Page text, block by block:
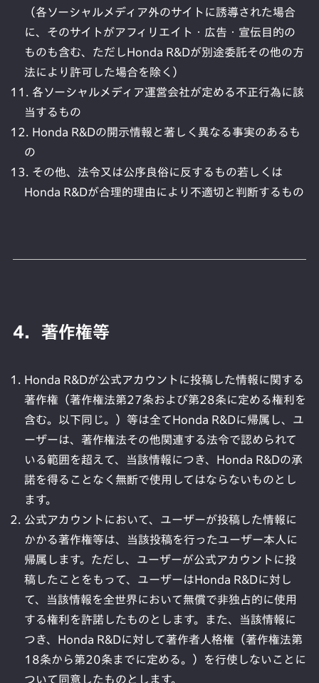
（各ソーシャルメディア外のサイトに誘導された場合
に、そのサイトがアフィリエイト・広告・宣伝目的の
ものも含む、ただしHonda R&Dが別途委託その他の方
法により許可した場合を除く）
各ソーシャルメディア運営会社が定める不正行為に該
当するもの
Honda R&Dの開示情報と著しく異なる事実のあるも
の
その他、法令又は公序良俗に反するもの若しくは
Honda R&Dが合理的理由により不適切と判断するもの
4．著作権等
Honda R&Dが公式アカウントに投稿した情報に関する
著作権（著作権法第27条および第28条に定める権利を
含む。以下同じ。）等は全てHonda R&Dに帰属し、ユ
ーザーは、著作権法その他関連する法令で認められて
いる範囲を超えて、当該情報につき、Honda R&Dの承
諾を得ることなく無断で使用してはならないものとし
ます。
公式アカウントにおいて、ユーザーが投稿した情報に
かかる著作権等は、当該投稿を行ったユーザー本人に
帰属します。ただし、ユーザーが公式アカウントに投
稿したことをもって、ユーザーはHonda R&Dに対し
て、当該情報を全世界において無償で非独占的に使用
する権利を許諾したものとします。また、当該情報に
つき、Honda R&Dに対して著作者人格権（著作権法第
18条から第20条までに定める。）を行使しないことに
ついて同意したものとします。